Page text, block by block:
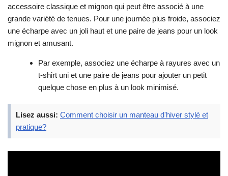
accessoire classique et mignon qui peut être associé à une
grande variété de tenues. Pour une journée plus froide, associez
une écharpe avec un joli haut et une paire de jeans pour un look
mignon et amusant.
Par exemple, associez une écharpe à rayures avec un
t-shirt uni et une paire de jeans pour ajouter un petit
quelque chose en plus à un look minimisé.
Lisez aussi: Comment choisir un manteau d'hiver stylé et
pratique?